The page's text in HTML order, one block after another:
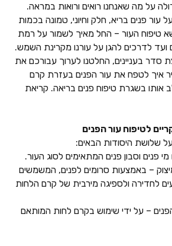
על מה שאנחנו רואים ורואות במראה.
פנים בריא, חלק וחיוני, טמונה בכמות
טיפוח העור – החל מאיך לשמור על רמת
ועד לדרכים להגן על עורנו מקרינת השמש.
סדר בעניינים, החלטנו לערוך עבורכם את
איך לטפח את עור הפנים בעזרת קרם
אותו בשגרת טיפוח פנים בריאה. קריאת
לטיפוח עור הפנים
שלושת היסודות הבאים:
– באמצעות סרומים לפנים, המשמשים
לחדירה ולספיגה מירבית של קרם הלחות
– על ידי שימוש בקרם לחות המותאם